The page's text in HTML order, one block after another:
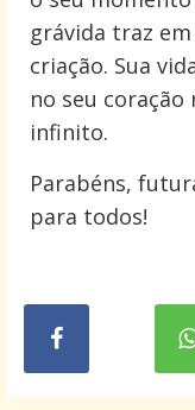
grávida traz
criação. Sua
no seu coração
infinito.
Parabéns,
para todos!